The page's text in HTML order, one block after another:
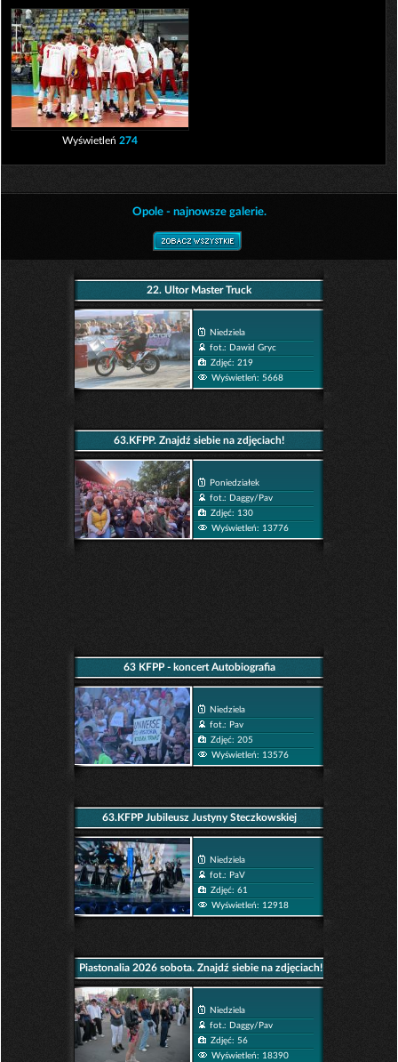
Wyświetleń 274
Opole - najnowsze galerie.
22. Ultor Master Truck
Niedziela
fot.: Dawid Gryc
Zdjęć: 219
Wyświetleń: 5668
63.KFPP. Znajdź siebie na zdjęciach!
Poniedziałek
fot.: Daggy/Pav
Zdjęć: 130
Wyświetleń: 13776
63 KFPP - koncert Autobiografia
Niedziela
fot.: Pav
Zdjęć: 205
Wyświetleń: 13576
63.KFPP Jubileusz Justyny Steczkowskiej
Niedziela
fot.: PaV
Zdjęć: 61
Wyświetleń: 12918
Piastonalia 2026 sobota. Znajdź siebie na zdjęciach!
Niedziela
fot.: Daggy/Pav
Zdjęć: 56
Wyświetleń: 18390